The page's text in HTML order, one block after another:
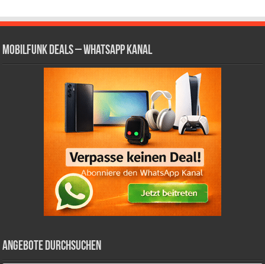
Mobilfunk Deals – WhatsApp Kanal
Angebote durchsuchen